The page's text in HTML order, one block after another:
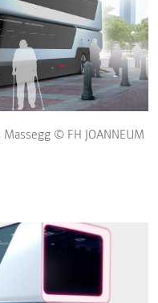
© FH JOANNEUM